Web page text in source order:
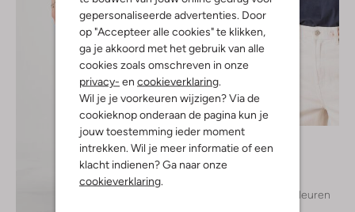
gepersonaliseerde advertenties. Door
op "Accepteer alle cookies" te klikken,
ga je akkoord met het gebruik van alle
cookies zoals omschreven in onze
privacy- en cookieverklaring.
Wil je je voorkeuren wijzigen? Via de
cookieknop onderaan de pagina kun je
jouw toestemming ieder moment
intrekken. Wil je meer informatie of een
klacht indienen? Ga naar onze
cookieverklaring.
Top
+ meer kleuren